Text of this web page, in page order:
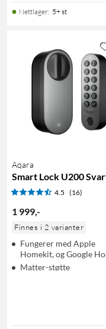
Nettlager: 5+ st
Aqara
Smart Lock U200
4.5 (16)
1 999,-
Finnes i 2 varianter
Fungerer med Apple
Homekit, og Google
Matter-støtte